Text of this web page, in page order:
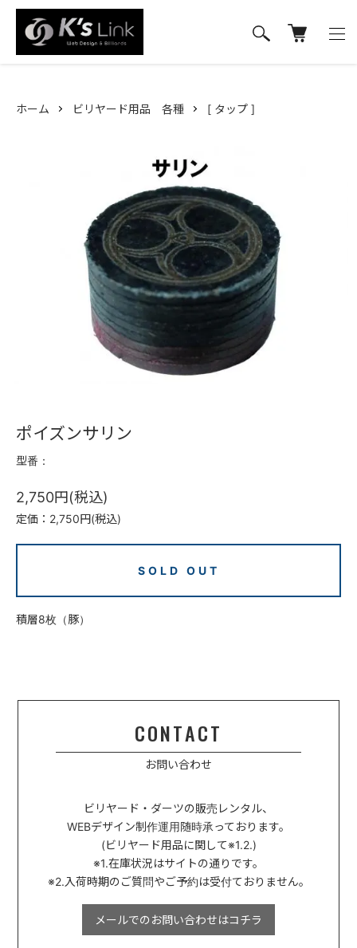
ホーム ビリヤード用品 各種 [ タップ ]
ポイズンサリン
型番：
2,750円(税込)
定価：2,750円(税込)
SOLD OUT
積層8枚（豚）
CONTACT
お問い合わせ
ビリヤード・ダーツの販売レンタル、
WEBデザイン制作運用随時承っております。
(ビリヤード用品に関して※1.2.)
※1.在庫状況はサイトの通りです。
※2.入荷時期のご質問やご予約は受付ておりません。
メールでのお問い合わせはコチラ